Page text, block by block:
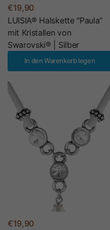
€19,90
LUISIA® Halskette "Paula"
mit Kristallen von
Swarovski® | Silber
In den Warenkorb legen
€19,90